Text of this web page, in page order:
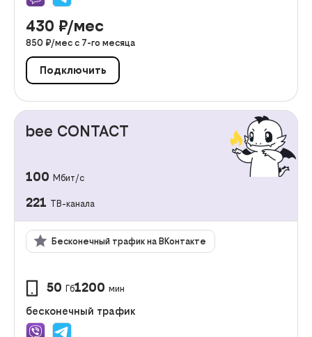
430 ₽/мес
850 ₽/мес с 7-го месяца
Подключить
bee CONTACT
100 Мбит/с
221 ТВ-канала
Бесконечный трафик на ВКонтакте
50 Гб1200 мин
бесконечный трафик